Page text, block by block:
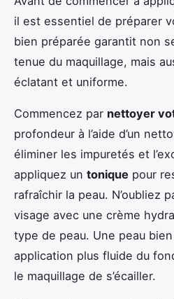
il est essentiel de préparer
bien préparée garantit non
tenue du maquillage, mais
éclatant et uniforme.
Commencez par nettoyer
profondeur à l’aide d’un
éliminer les impuretés et
appliquez un tonique pour
rafraîchir la peau. N’oubliez
visage avec une crème
type de peau. Une peau
application plus fluide du
le maquillage de s’écailler.